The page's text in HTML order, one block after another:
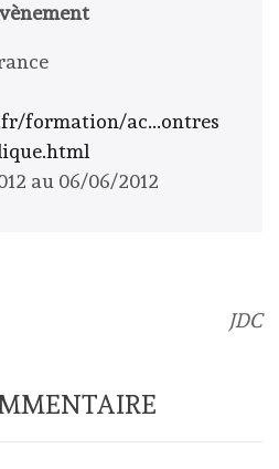
formation/ac...ontres
au 06/06/2012
JDC